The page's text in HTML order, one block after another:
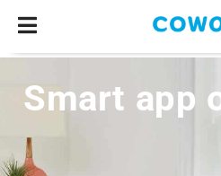
Smart app